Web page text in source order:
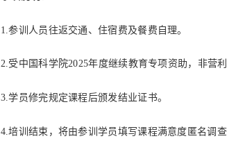
1.参训人员往返交通、住宿费及餐费自理。
2.受中国科学院2025年度继续教育专项资助，非营
3.学员修完规定课程后颁发结业证书。
4.培训结束，将由参训学员填写课程满意度匿名调查